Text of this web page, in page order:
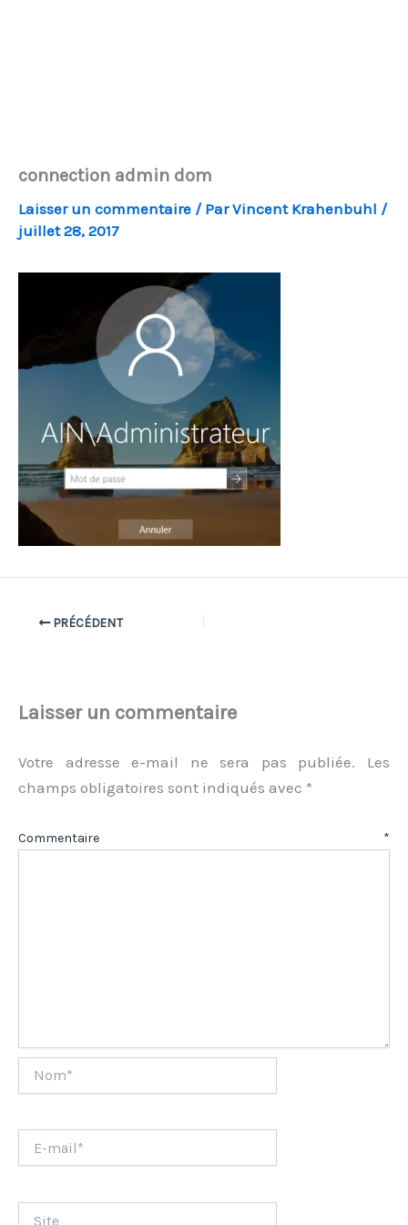
connection admin dom
Laisser un commentaire / ParVincent Krahenbuhl /
juillet 28, 2017
PRÉCÉDENT
Laisser un commentaire
Votre adresse e-mail ne sera pas publiée.
Les
champs obligatoires sont indiqués avec *
Commentaire *
mail*